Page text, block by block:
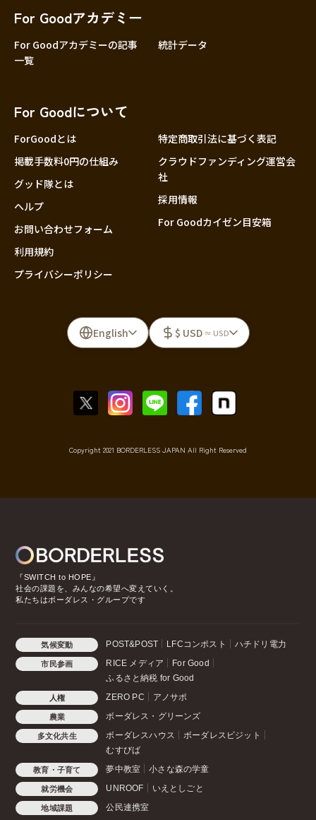
For Goodアカデミー
For Goodアカデミーの記事
一覧
統計データ
For Goodについて
ForGoodとは
掲載手数料0円の仕組み
グッド隊とは
ヘルプ
お問い合わせフォーム
利用規約
プライバシーポリシー
特定商取引法に基づく表記
クラウドファンディング運営会
社
採用情報
For Goodカイゼン目安箱
English $ USD ≈ USD
Copyright 2021 BORDERLESS JAPAN All Right Reserved
『SWITCH to HOPE』
社会の課題を、みんなの希望へ変えていく。
私たちはボーダレス・グループです
気候変動 POST&POST LFCコンポスト ハチドリ電力
市民参画 RICE メディア
For Good
ふるさと納税 for Good
人権 ZERO PC アノサポ
農業 ボーダレス・グリーンズ
多文化共生 ボーダレスハウス
ボーダレスビジット
むすびば
教育・子育て 夢中教室 小さな森の学童
就労機会 UNROOF いえとしごと
地域課題 公民連携室